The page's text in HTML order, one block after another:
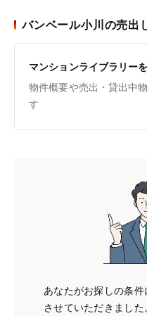
バンベール小川の売出
マンションライブラリー
物件概要や売出・貸出中
す
あなたがお探しの条
させていただきました